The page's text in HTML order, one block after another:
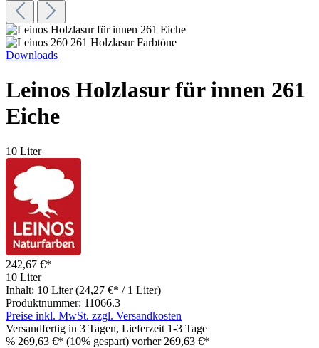
Downloads
Leinos Holzlasur für innen 261
Eiche
10 Liter
242,67 €*
10 Liter
Inhalt: 10 Liter (24,27 €* / 1 Liter)
Produktnummer: 11066.3
Preise inkl. MwSt. zzgl. Versandkosten
Versandfertig in 3 Tagen, Lieferzeit 1-3 Tage
% 269,63 €* (10% gespart) vorher 269,63 €*